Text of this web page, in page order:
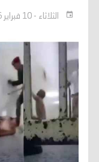
الثلاثاء - 10 فبراير 2026 - 12:22 ص بتوقيت عدن